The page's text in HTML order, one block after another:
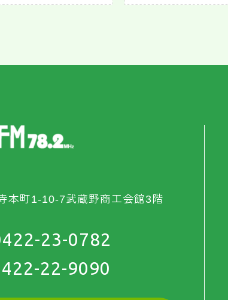
本町1-10-7武蔵野商工会館3階
23-0782
22-9090